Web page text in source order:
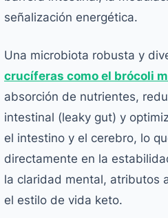
señalización energética.
Una microbiota robusta y
crucíferas como el brócoli
absorción de nutrientes,
intestinal (leaky gut) y
el intestino y el cerebro, lo
directamente en la
la claridad mental, atributos
el estilo de vida keto.